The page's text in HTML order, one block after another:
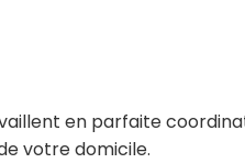
en parfaite
votre domicile.